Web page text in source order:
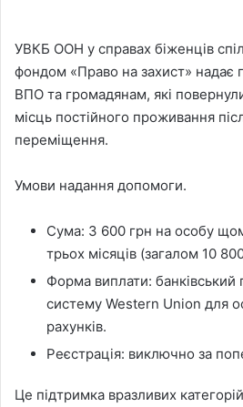
УВКБ ООН у справах біженців
фондом «Право на захист» надає
ВПО та громадянам, які
місць постійного проживання
переміщення.
Умови надання допомоги.
Сума: 3 600 грн на особу
трьох місяців (загалом 10
Форма виплати: банківський
систему Western Union для
рахунків.
Реєстрація: виключно за
Це підтримка вразливих